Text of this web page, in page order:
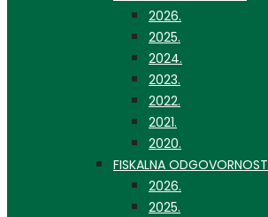
2026.
2025.
2024.
2023.
2022.
2021.
2020.
FISKALNA ODGOVORNOST
2026.
2025.